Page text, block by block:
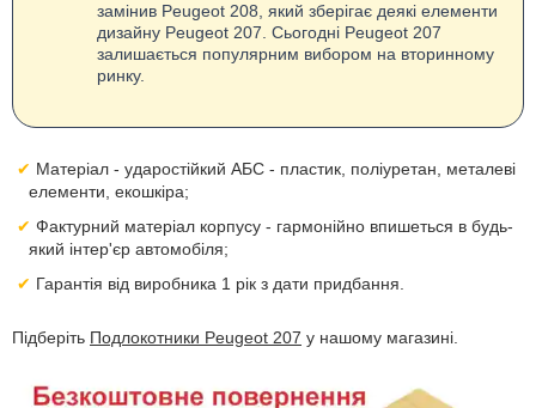
замінив Peugeot 208, який зберігає деякі елементи
дизайну Peugeot 207. Сьогодні Peugeot 207
залишається популярним вибором на вторинному
ринку.
Матеріал - ударостійкий АБС - пластик, поліуретан, металеві
елементи, екошкіра;
Фактурний матеріал корпусу - гармонійно впишеться в будь-
який інтер'єр автомобіля;
Гарантія від виробника 1 рік з дати придбання.
Підберіть Подлокотники Peugeot 207 у нашому магазині.